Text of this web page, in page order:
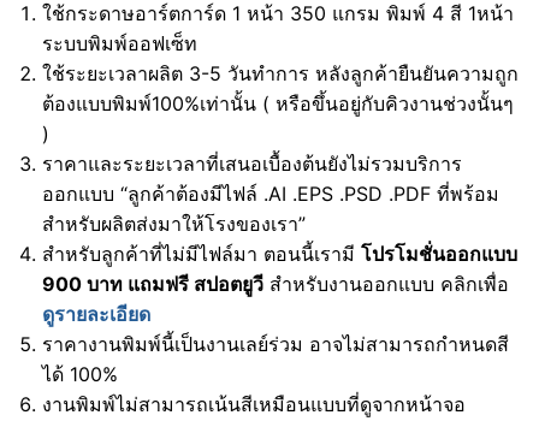
ใช้กระดาษอาร์ตการ์ด 1 หน้า 350 แกรม พิมพ์ 4 สี 1หน้า
ระบบพิมพ์ออฟเซ็ท
ใช้ระยะเวลาผลิต 3-5 วันทำการ หลังลูกค้ายืนยันความถูก
ต้องแบบพิมพ์100%เท่านั้น ( หรือขึ้นอยู่กับคิวงานช่วงนั้นๆ
)
ราคาและระยะเวลาที่เสนอเบื้องต้นยังไม่รวมบริการ
ออกแบบ “ลูกค้าต้องมีไฟล์ .AI .EPS .PSD .PDF ที่พร้อม
สำหรับผลิตส่งมาให้โรงของเรา”
สำหรับลูกค้าที่ไม่มีไฟล์มา ตอนนี้เรามีโปรโมชั่นออกแบบ
900 บาท แถมฟรี สปอตยูวี สำหรับงานออกแบบ คลิกเพื่อ
ดูรายละเอียด
ราคางานพิมพ์นี้เป็นงานเลย์ร่วม อาจไม่สามารถกำหนดสี
ได้ 100%
งานพิมพ์ไม่สามารถเน้นสีเหมือนแบบที่ดูจากหน้าจอ